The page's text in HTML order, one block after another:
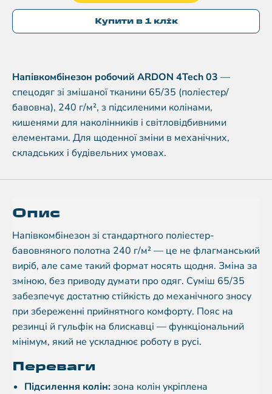
Купити в 1 клік
Напівкомбінезон робочий ARDON 4Tech 03 —
спецодяг зі змішаної тканини 65/35 (поліестер/
бавовна), 240 г/м², з підсиленими колінами,
кишенями для наколінників і світловідбивними
елементами. Для щоденної зміни в механічних,
складських і будівельних умовах.
Опис
Напівкомбінезон зі стандартного поліестер-
бавовняного полотна 240 г/м² — це не флагманський
виріб, але саме такий формат носять щодня. Зміна за
зміною, без приводу думати про одяг. Суміш 65/35
забезпечує достатню стійкість до механічного зносу
при збереженні прийнятного комфорту. Пояс на
резинці й гульфік на блискавці — функціональний
мінімум, який не ускладнює роботу в русі.
Переваги
Підсилення колін:зона колін укріплена